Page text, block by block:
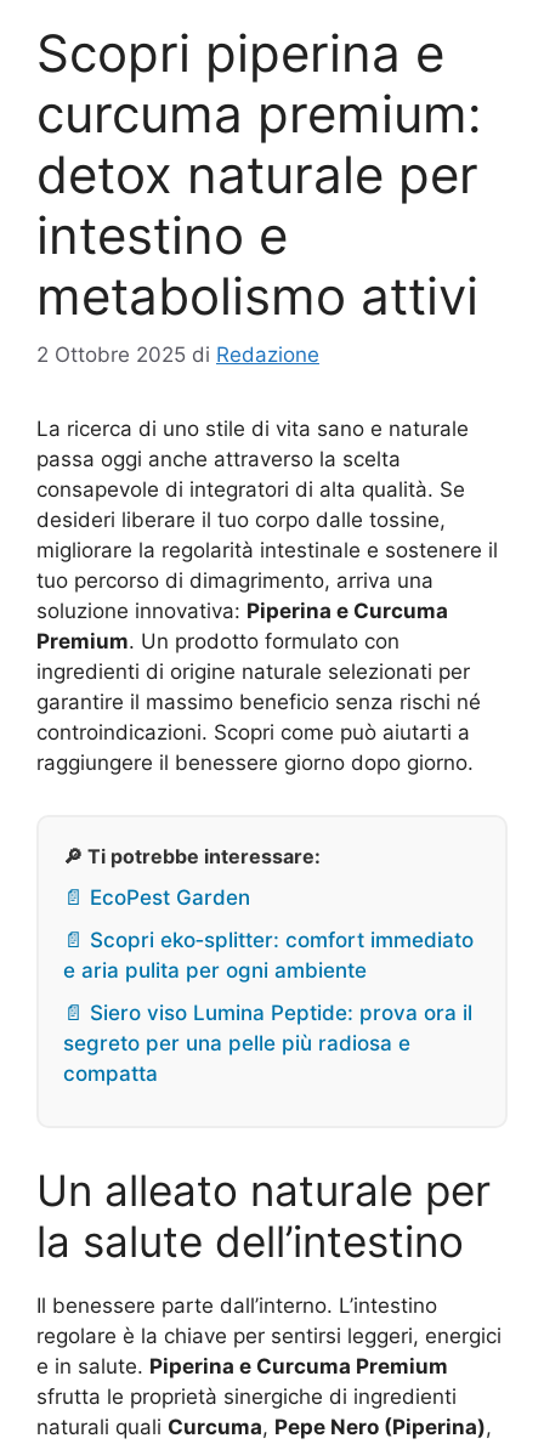
Scopri piperina e
curcuma premium:
detox naturale per
intestino e
metabolismo attivi
2 Ottobre 2025 di Redazione
La ricerca di uno stile di vita sano e naturale
passa oggi anche attraverso la scelta
consapevole di integratori di alta qualità. Se
desideri liberare il tuo corpo dalle tossine,
migliorare la regolarità intestinale e sostenere il
tuo percorso di dimagrimento, arriva una
soluzione innovativa: Piperina e Curcuma
Premium. Un prodotto formulato con
ingredienti di origine naturale selezionati per
garantire il massimo beneficio senza rischi né
controindicazioni. Scopri come può aiutarti a
raggiungere il benessere giorno dopo giorno.
🔎 Ti potrebbe interessare:
📄 EcoPest Garden
📄 Scopri eko‑splitter: comfort immediato
e aria pulita per ogni ambiente
📄 Siero viso Lumina Peptide: prova ora il
segreto per una pelle più radiosa e
compatta
Un alleato naturale per
la salute dell’intestino
Il benessere parte dall’interno. L’intestino
regolare è la chiave per sentirsi leggeri, energici
e in salute. Piperina e Curcuma Premium
sfrutta le proprietà sinergiche di ingredienti
naturali quali Curcuma, Pepe Nero (Piperina),